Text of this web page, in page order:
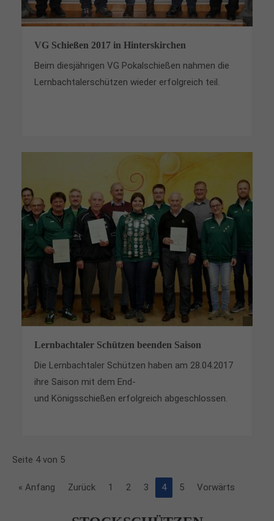
VG Schießen 2017 in Hinterskirchen
Beim diesjährigen VG Pokalschießen nahmen die
Lernbachtalerschützen wieder erfolgreich teil.
Lernbachtaler Schützen beenden Saison
Die Lernbachtaler Schützen haben am 28.04.2017
ihre Saison mit dem End-
und Königsschießen erfolgreich abgeschlossen.
Seite 4 von 5
« Anfang Zurück 1 2 3 4 5 Vorwärts